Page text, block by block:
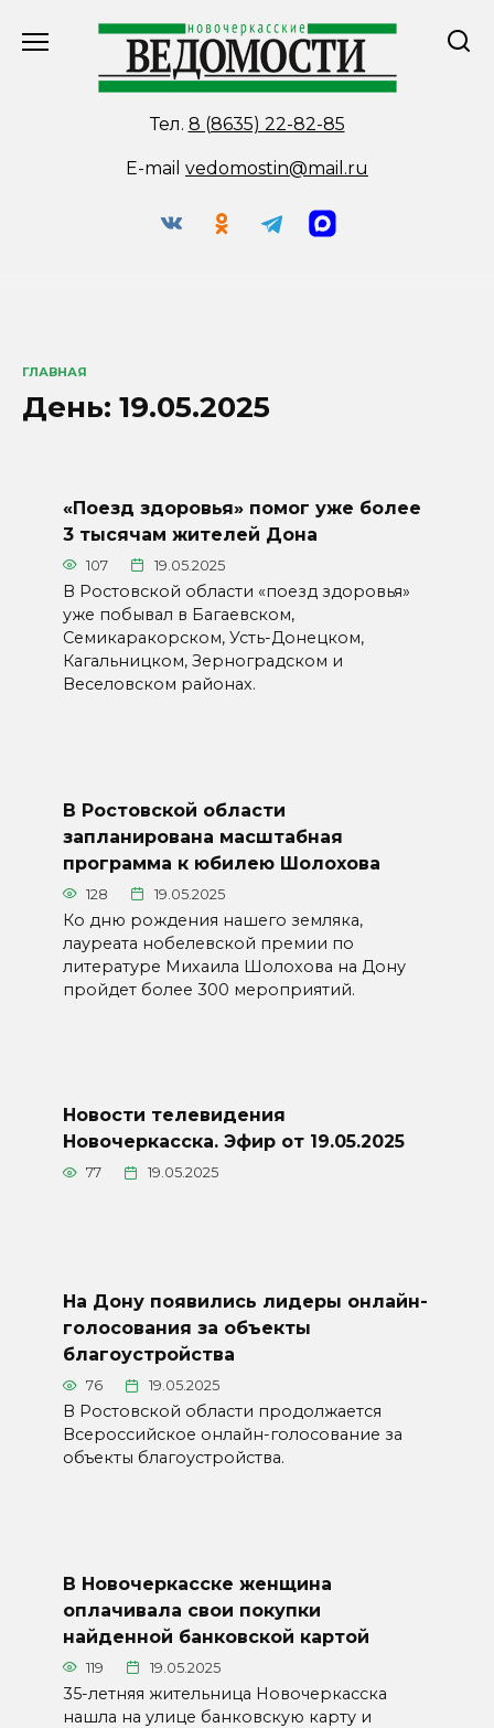
Тел. 8 (8635) 22-82-85
E-mail vedomostin@mail.ru
ГЛАВНАЯ
День: 19.05.2025
«Поезд здоровья» помог уже более
3 тысячам жителей Дона
107 19.05.2025
В Ростовской области «поезд здоровья»
уже побывал в Багаевском,
Семикаракорском, Усть-Донецком,
Кагальницком, Зерноградском и
Веселовском районах.
В Ростовской области
запланирована масштабная
программа к юбилею Шолохова
128 19.05.2025
Ко дню рождения нашего земляка,
лауреата нобелевской премии по
литературе Михаила Шолохова на Дону
пройдет более 300 мероприятий.
Новости телевидения
Новочеркасска. Эфир от 19.05.2025
77 19.05.2025
На Дону появились лидеры онлайн-
голосования за объекты
благоустройства
76 19.05.2025
В Ростовской области продолжается
Всероссийское онлайн-голосование за
объекты благоустройства.
В Новочеркасске женщина
оплачивала свои покупки
найденной банковской картой
119 19.05.2025
35-летняя жительница Новочеркасска
нашла на улице банковскую карту и